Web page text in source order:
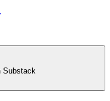
Substack